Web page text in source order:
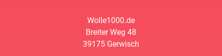
Wolle1000.de
Breiter Weg 48
39175 Gerwisch